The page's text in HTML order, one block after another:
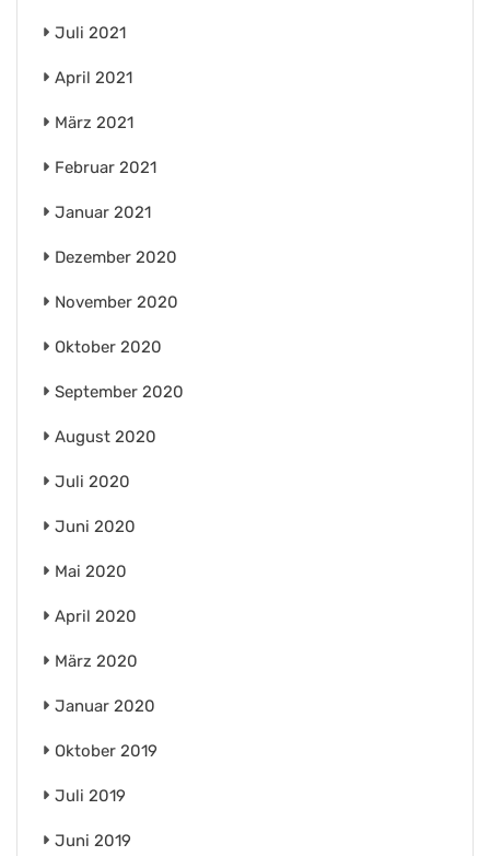
Juli 2021
April 2021
März 2021
Februar 2021
Januar 2021
Dezember 2020
November 2020
Oktober 2020
September 2020
August 2020
Juli 2020
Juni 2020
Mai 2020
April 2020
März 2020
Januar 2020
Oktober 2019
Juli 2019
Juni 2019